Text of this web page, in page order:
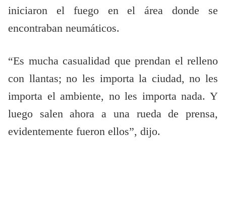
iniciaron el fuego en el área donde se
encontraban neumáticos.
“Es mucha casualidad que prendan el relleno
con llantas; no les importa la ciudad, no les
importa el ambiente, no les importa nada. Y
luego salen ahora a una rueda de prensa,
evidentemente fueron ellos”, dijo.